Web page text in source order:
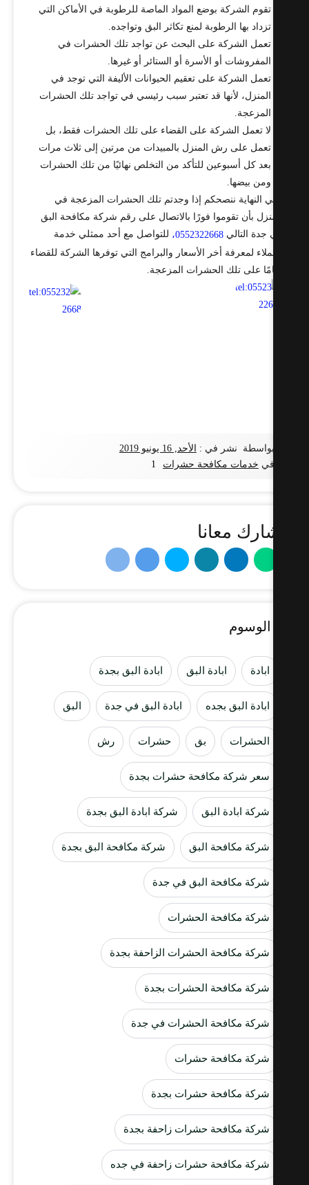
تقوم الشركة بوضع المواد الماصة للرطوبة في الأماكن التي
تزداد بها الرطوبة لمنع تكاثر البق وتواجده.
تعمل الشركة على البحث عن تواجد تلك الحشرات في
المفروشات أو الأسرة أو الستائر أو غيرها.
تعمل الشركة على تعقيم الحيوانات الأليفة التي توجد في
المنزل، لأنها قد تعتبر سبب رئيسي في تواجد تلك الحشرات
لا تعمل الشركة على القضاء على تلك الحشرات فقط، بل
تعمل على رش المنزل بالمبيدات من مرتين إلى ثلاث مرات
بعد كل أسبوعين للتأكد من التخلص نهائيًا من تلك الحشرات
ومن بيضها.
النهاية ننصحكم إذا وجدتم تلك الحشرات المزعجة في
بأن تقوموا فورًا بالاتصال على رقم شركة مكافحة البق
جدة التالي0552322668،
للتواصل مع أحد ممثلي خدمة
لمعرفة أخر الأسعار والبرامج التي توفرها الشركة للقضاء
على تلك الحشرات المزعجة.
نشر في : الأحد, 16 يونيو 2019
خدمات مكافحة حشرات 1
معانا
الوسوم
ابادة البق ابادة البق بجدة
ابادة البق بجده ابادة البق في جدة البق
الحشرات بق حشرات رش
سعر شركة مكافحة حشرات بجدة
شركة ابادة البق شركة ابادة البق بجدة
شركة مكافحة البق شركة مكافحة البق بجدة
شركة مكافحة البق في جدة
شركة مكافحة الحشرات
شركة مكافحة الحشرات الزاحفة بجدة
شركة مكافحة الحشرات بجدة
شركة مكافحة الحشرات في جدة
شركة مكافحة حشرات
شركة مكافحة حشرات بجدة
شركة مكافحة حشرات زاحفة بجدة
شركة مكافحة حشرات زاحفة في جده